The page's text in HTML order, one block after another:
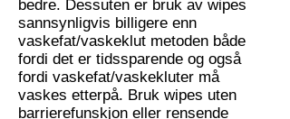
bedre. Dessuten er bruk av wipes
sannsynligvis billigere enn
vaskefat/vaskeklut metoden både
fordi det er tidssparende og også
fordi vaskefat/vaskekluter må
vaskes etterpå. Bruk wipes uten
barrierefunskjon eller rensende